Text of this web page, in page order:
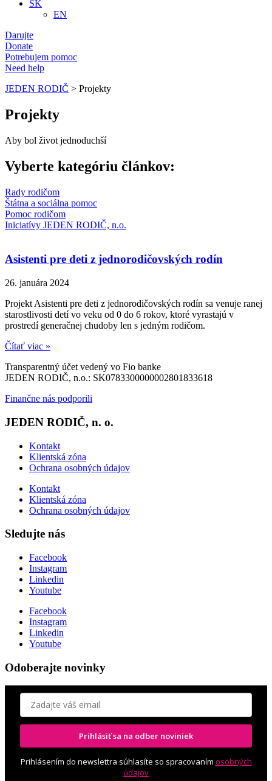
SK
EN
Darujte
Donate
Potrebujem pomoc
Need help
JEDEN RODIČ > Projekty
Projekty
Aby bol život jednoduchší
Vyberte kategóriu článkov:
Rady rodičom
Štátna a sociálna pomoc
Pomoc rodičom
Iniciatívy JEDEN RODIČ, n.o.
Asistenti pre deti z jednorodičovských rodín
26. januára 2024
Projekt Asistenti pre deti z jednorodičovských rodín sa venuje ranej
starostlivosti detí vo veku od 0 do 6 rokov, ktoré vyrastajú v
prostredí generačnej chudoby len s jedným rodičom.
Čítať viac »
Transparentný účet vedený vo Fio banke
JEDEN RODIČ, n.o.: SK0783300000002801833618
Finančne nás podporili
JEDEN RODIČ, n. o.
Kontakt
Klientská zóna
Ochrana osobných údajov
Kontakt
Klientská zóna
Ochrana osobných údajov
Sledujte nás
Facebook
Instagram
Linkedin
Youtube
Facebook
Instagram
Linkedin
Youtube
Odoberajte novinky
Prihlásiť sa na odber noviniek
Prihlásením do newslettra súhlasíte so spracovaním osobných
údajov